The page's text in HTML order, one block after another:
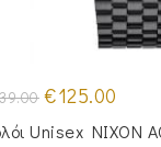
Original
price
was:
€139.00.
€125.00
τιμή
είναι:
Unisex NIXON